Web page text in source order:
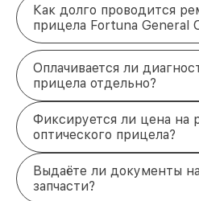
Как долго проводится
прицела Fortuna General
Оплачивается ли
прицела отдельно?
Фиксируется ли цена на
оптического прицела?
Выдаёте ли документы
запчасти?